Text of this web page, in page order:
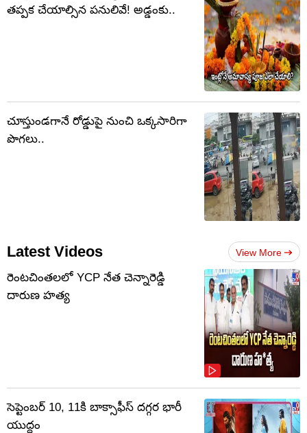
తప్పక చేయాల్సిన పనులివే! అడ్డంకు..
చూస్తుండగానే రోడ్డుపై నుంచి ఒక్కసారిగా
పొగలు..
Latest Videos View More
రెంటచింతలలో YCP నేత చెన్నారెడ్డి
దారుణ హత్య
సెప్టెంబర్‌ 10, 11కి బాక్సాఫీస్ దగ్గర భారీ
యుద్ధం